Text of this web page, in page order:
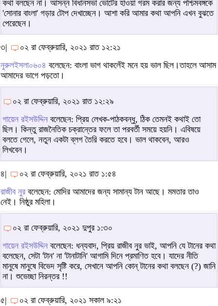
কথা বলছেন না। আসন্ন বিধানসভা ভোটের হাওয়া গরম করার জন্য পশ্চিমবঙ্গকে
'সোনার বাংলা' গড়ার টোপ দেখাচ্ছেন। আশা করি আমার কথা আপনি এখন বুঝতে
পেরেছেন।
৩|
০২ রা ফেব্রুয়ারি, ২০২১ রাত ১২:২১
নুরুলইসলা০৬০৪ বলেছেন: বাংলা ভাগ থাকলেঁই মনে হয় ভাল ছিল।তাহলে আসাম
আমাদের ভাগে পড়তো।
০২ রা ফেব্রুয়ারি, ২০২১ রাত ১২:২৯
গায়েন রইসউদ্দিন বলেছেন: প্রিয় লেখক-পাঠকবন্ধু, ঠিক তেমনই কথাই তো
ছিল। কিন্তু রাজনৈতিক চক্রান্তের ফলে তা পরবর্তী সময়ে হয়নি। এবিষয়ে
বলতে গেলে, নতুন একটা ব্লগ তৈরি করতে হবে। ভাল থাকবেন, আরও
লিখবেন।
৪|
০২ রা ফেব্রুয়ারি, ২০২১ রাত ১:৫৪
রাজীব নুর বলেছেন: মোদির আমাদের জন্য সামান্য টান আছে। মমতার তাও
নেই। নিষ্ঠুর মহিলা।
০২ রা ফেব্রুয়ারি, ২০২১ দুপুর ১:৩০
গায়েন রইসউদ্দিন বলেছেন: ধন্যবাদ, প্রিয় রাজীব নুর ভাই, আপনি যে টানের কথা
বলেছেন, সেটা 'টান' না 'টানাটানি' আগামি দিনে প্রমাণিত হবে। যাদের নীতি
মানুষে মানুষে বিভেদ সৃষ্টি করে, সেখানে আপনি কোন্ টানের কথা বলছেন (?) জানি
না। শুভেচ্ছা নিরন্তর !!
৫|
০২ রা ফেব্রুয়ারি, ২০২১ সকাল ৯:২১